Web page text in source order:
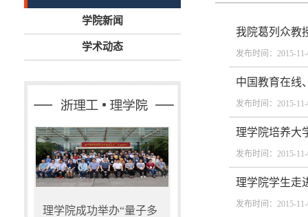
学院新闻
学术动态
理学院成功举办“量子多
我院葛列众教
发布时间：2015-
中国教育在线
发布时间：2015-
理学院培养大
发布时间：2015-
理学院学生走
发布时间：2015-